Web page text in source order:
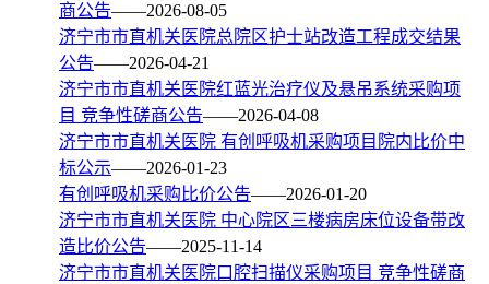
商公告——2026-08-05
济宁市市直机关医院总院区护士站改造工程成交结果
公告——2026-04-21
济宁市市直机关医院红蓝光治疗仪及悬吊系统采购项
目 竞争性磋商公告——2026-04-08
济宁市市直机关医院 有创呼吸机采购项目院内比价中
标公示——2026-01-23
有创呼吸机采购比价公告——2026-01-20
济宁市市直机关医院 中心院区三楼病房床位设备带改
造比价公告——2025-11-14
济宁市市直机关医院口腔扫描仪采购项目 竞争性磋商